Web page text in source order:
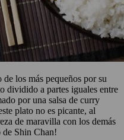
los más pequeños por su
dividido a partes iguales entre
por una salsa de curry
plato no es picante, al
de maravilla con los demás
Shin Chan!